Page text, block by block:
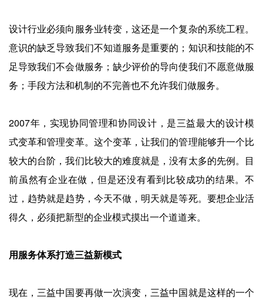
设计行业必须向服务业转变，这还是一个复杂的系统工程。
意识的缺乏导致我们不知道服务是重要的；知识和技能的不
足导致我们不会做服务；缺少评价的导向使我们不愿意做服
务；手段方法和机制的不完善也不允许我们做服务。
2007年，实现协同管理和协同设计，是三益最大的设计模
式变革和管理变革。这个变革，让我们的管理能够升一个比
较大的台阶，我们比较大的难度就是，没有太多的先例。目
前虽然有企业在做，但是还没有看到比较成功的结果。不
过，趋势就是趋势，今天不做，明天就是等死。要想企业活
得久，必须把新型的企业模式摸出一个道道来。
用服务体系打造三益新模式
现在，三益中国要再做一次演变，三益中国就是这样的一个